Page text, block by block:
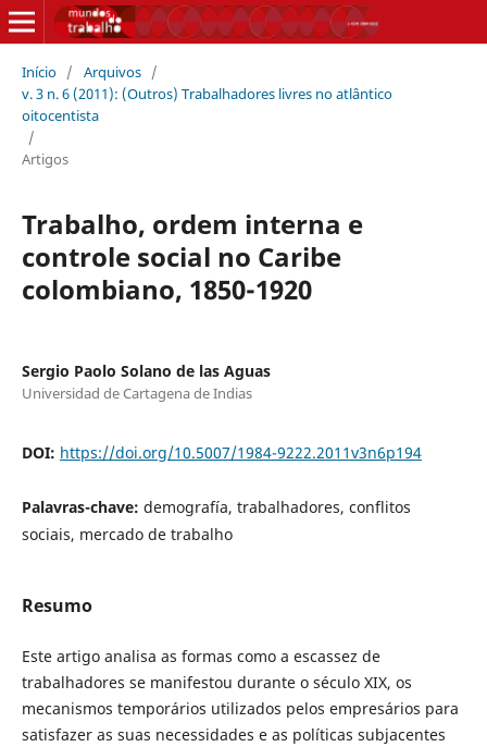
Início / Arquivos /
v. 3 n. 6 (2011): (Outros) Trabalhadores livres no atlântico
oitocentista
/
Artigos
Trabalho, ordem interna e
controle social no Caribe
colombiano, 1850-1920
Sergio Paolo Solano de las Aguas
Universidad de Cartagena de Indias
DOI: https://doi.org/10.5007/1984-9222.2011v3n6p194
Palavras-chave: demografía, trabalhadores, conflitos
sociais, mercado de trabalho
Resumo
Este artigo analisa as formas como a escassez de
trabalhadores se manifestou durante o século XIX, os
mecanismos temporários utilizados pelos empresários para
satisfazer as suas necessidades e as políticas subjacentes